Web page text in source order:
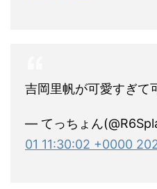
吉岡里帆が可愛すぎて
— てっちょん
01 11:30:02 +0000